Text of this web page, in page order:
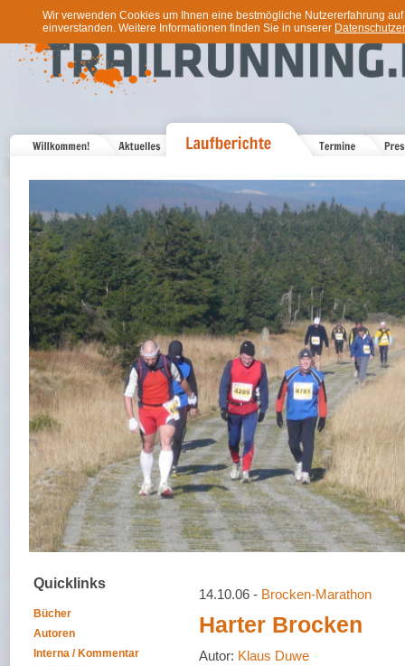
Wir verwenden Cookies um Ihnen eine bestmögliche Nutzererfahrung
einverstanden. Weitere Informationen finden Sie in unserer
Quicklinks
Bücher
Autoren
Interna / Kommentar
14.10.06 - Brocken-Marathon
Harter Brocken
Autor: Klaus Duwe